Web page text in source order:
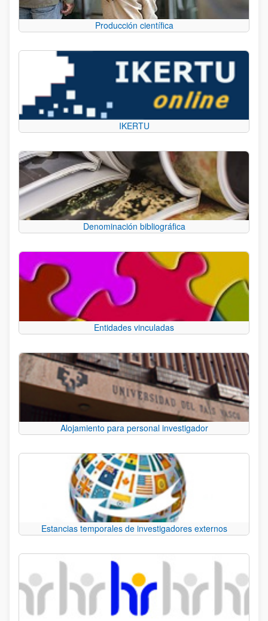
Producción científica
IKERTU
Denominación bibliográfica
Entidades vinculadas
Alojamiento para personal investigador
Estancias temporales de investigadores externos